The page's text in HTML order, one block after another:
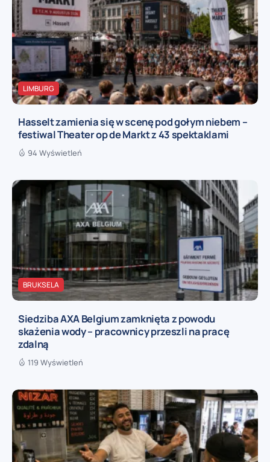
LIMBURG
Hasselt zamienia się w scenę pod gołym niebem –
festiwal Theater op de Markt z 43 spektaklami
94 Wyświetleń
BRUKSELA
Siedziba AXA Belgium zamknięta z powodu
skażenia wody – pracownicy przeszli na pracę
zdalną
119 Wyświetleń